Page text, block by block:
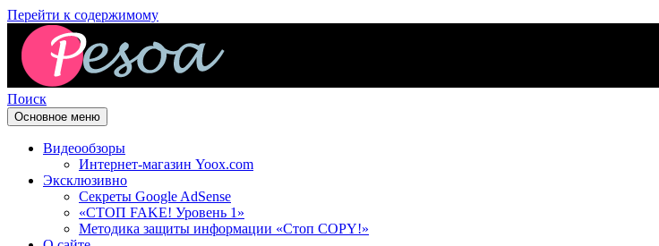
Перейти к содержимому
Pesoa.ru
Поиск
Основное меню
Видеообзоры
Интернет-магазин Yoox.com
Эксклюзивно
Секреты Google AdSense
«СТОП FAKE! Уровень 1»
Методика защиты информации «Стоп COPY!»